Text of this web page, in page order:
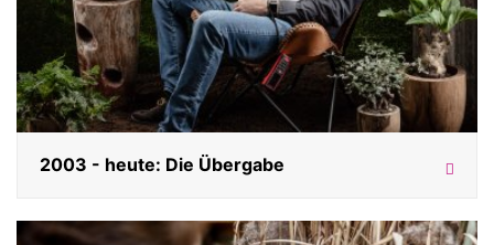
2003 - heute: Die Übergabe